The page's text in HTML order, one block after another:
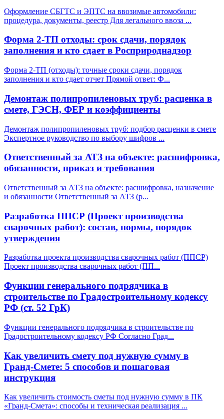
Оформление СБГТС и ЭПТС на ввозимые автомобили:
процедура, документы, реестр Для легального ввоза ...
Форма 2-ТП отходы: срок сдачи, порядок
заполнения и кто сдает в Росприроднадзор
Форма 2-ТП (отходы): точные сроки сдачи, порядок
заполнения и кто сдает отчет Прямой ответ: Ф...
Демонтаж полипропиленовых труб: расценка в
смете, ГЭСН, ФЕР и коэффициенты
Демонтаж полипропиленовых труб: подбор расценки в смете
Экспертное руководство по выбору шифров ...
Ответственный за АТЗ на объекте: расшифровка,
обязанности, приказ и требования
Ответственный за АТЗ на объекте: расшифровка, назначение
и обязанности Ответственный за АТЗ (р...
Разработка ППСР (Проект производства
сварочных работ): состав, нормы, порядок
утверждения
Разработка проекта производства сварочных работ (ППСР)
Проект производства сварочных работ (ПП...
Функции генерального подрядчика в
строительстве по Градостроительному кодексу
РФ (ст. 52 ГрК)
Функции генерального подрядчика в строительстве по
Градостроительному кодексу РФ Согласно Град...
Как увеличить смету под нужную сумму в
Гранд-Смете: 5 способов и пошаговая
инструкция
Как увеличить стоимость сметы под нужную сумму в ПК
«Гранд-Смета»: способы и техническая реализация ...